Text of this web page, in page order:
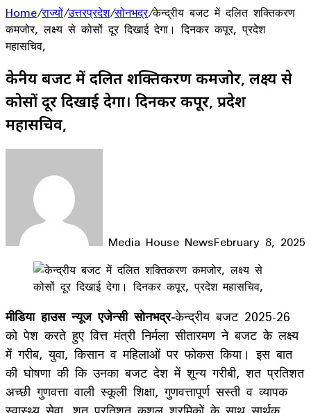
Home/राज्यों/उत्तरप्रदेश/सोनभद्र/केन्द्रीय बजट में दलित शक्तिकरण
कमजोर, लक्ष्य से कोसों दूर दिखाई देगा। दिनकर कपूर, प्रदेश
महासचिव,
केन्द्रीय बजट में दलित शक्तिकरण कमजोर, लक्ष्य से
कोसों दूर दिखाई देगा। दिनकर कपूर, प्रदेश
महासचिव,
Media House NewsFebruary 8, 2025
Facebook
LinkedIn
WhatsApp
Telegram
मीडिया हाउस न्यूज एजेन्सी सोनभद्र-केन्द्रीय बजट 2025-26
को पेश करते हुए वित्त मंत्री निर्मला सीतारमण ने बजट के लक्ष्य
में गरीब, युवा, किसान व महिलाओं पर फोकस किया। इस बात
की घोषणा की कि उनका बजट देश में शून्य गरीबी, शत प्रतिशत
अच्छी गुणवत्ता वाली स्कूली शिक्षा, गुणवत्तापूर्ण सस्ती व व्यापक